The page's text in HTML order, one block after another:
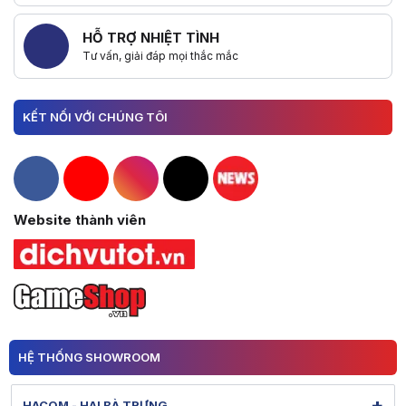
HỖ TRỢ NHIỆT TÌNH
Tư vấn, giải đáp mọi thắc mắc
KẾT NỐI VỚI CHÚNG TÔI
Hacom Facebook
Hacom YouTube
Hacom Instagram
Hacom TikTok
Website thành viên
HỆ THỐNG SHOWROOM